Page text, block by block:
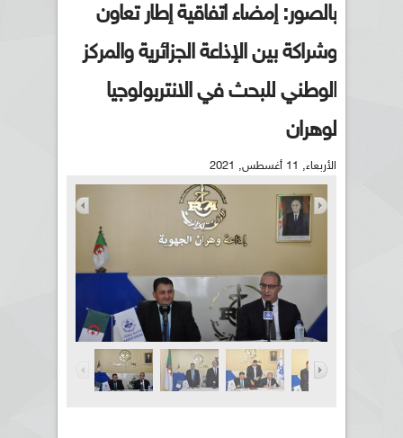
بالصور: إمضاء اتفاقية إطار تعاون
وشراكة بين الإذاعة الجزائرية والمركز
الوطني للبحث في الانتربولوجيا
لوهران
الأربعاء, 11 أغسطس, 2021